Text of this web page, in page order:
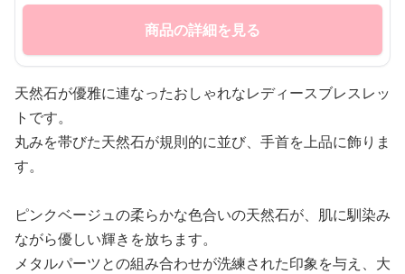
商品の詳細を見る
天然石が優雅に連なったおしゃれなレディースブレスレッ
トです。
丸みを帯びた天然石が規則的に並び、手首を上品に飾りま
す。
ピンクベージュの柔らかな色合いの天然石が、肌に馴染み
ながら優しい輝きを放ちます。
メタルパーツとの組み合わせが洗練された印象を与え、大